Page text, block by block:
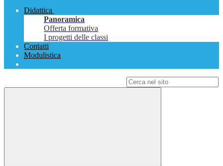
Didattica
Panoramica
Offerta formativa
I progetti delle classi
Contatti
Modulistica